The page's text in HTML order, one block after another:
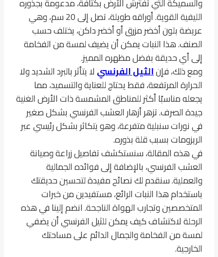
الليفية القوية. أوراقه طويلة، تصل إلى 20 سم، وهي
عريضة بلون أخضر مزرق أو أخضر داكن، يختلف حسب
الصنف. هذا النبات يمكن أن يضيف لمسة من الفخامة
إلى أي حديقة بفضل مظهره المميز.
ومع ذلك، فإنالثيل الفرنسي لا يتأثر بالبرد الشديد ولا
الحرارة المرتفعة، فقط يحتاج للعناية والتسميد، مما
يجعله مناسبًا أكثر للمناطق المشمسة ذات الأرض الغنية
جيدة الصرف. تزهر أزهار العشب الفرنسي بشكل صغير
في نورات سنبلية متفرعة، وهو يتكاثر بشكل رئيسي عبر
الريزومات بسبب قلة بذوره.
في هذه المقالة، سنستكشف تفاصيل زراعة وصيانة
العشب الفرنسي، بالإضافة إلى فوائده الجمالية
والعملية. سنقدم لك نصائح مفيدة لتحسين حديقتك
باستخدام هذا النبات الرائع، مستفيدين من خبرات
المتخصصين وتجارب الهواة الناجحة. انضم إلينا في هذه
الرحلة لاكتشاف كيف يمكن للثيل الفرنسي أن يضفي
لمسة من الفخامة والجمال الدائم على مساحتك
الخارجية.